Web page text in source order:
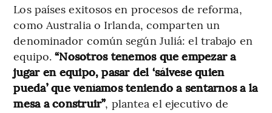
Los países exitosos en procesos de reforma,
como Australia o Irlanda, comparten un
denominador común según Juliá: el trabajo en
equipo.“Nosotros tenemos que empezar a
jugar en equipo, pasar del ‘sálvese quien
pueda’ que veníamos teniendo a sentarnos a la
mesa a construir”, plantea el ejecutivo de